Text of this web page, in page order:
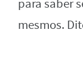
para saber
mesmos.